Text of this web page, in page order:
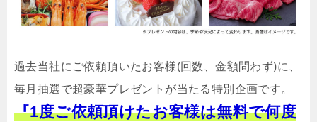
過去当社にご依頼頂いたお客様(回数、金額問わず)に、
毎月抽選で超豪華プレゼントが当たる特別企画です。
『1度ご依頼頂けたお客様は無料で何度